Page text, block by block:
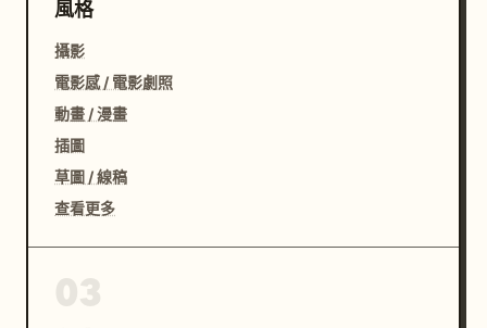
風格
攝影
電影感 / 電影劇照
動畫 / 漫畫
插圖
草圖 / 線稿
查看更多